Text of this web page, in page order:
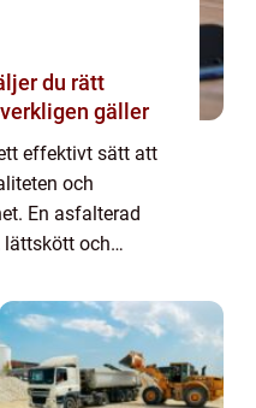
gäller
effektivt sätt att
och
En asfalterad
lättskött och